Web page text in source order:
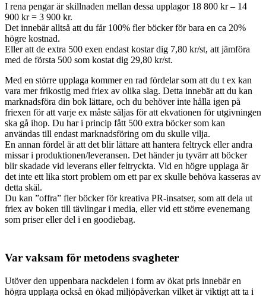
I rena pengar är skillnaden mellan dessa upplagor 18 800 kr – 14
900 kr = 3 900 kr.
Det innebär alltså att du får 100% fler böcker för bara en ca 20%
högre kostnad.
Eller att de extra 500 exen endast kostar dig 7,80 kr/st, att jämföra
med de första 500 som kostat dig 29,80 kr/st.
Med en större upplaga kommer en rad fördelar som att du t ex kan
vara mer frikostig med friex av olika slag. Detta innebär att du kan
marknadsföra din bok lättare, och du behöver inte hålla igen på
friexen för att varje ex måste säljas för att ekvationen för utgivningen
ska gå ihop. Du har i princip fått 500 extra böcker som kan
användas till endast marknadsföring om du skulle vilja.
En annan fördel är att det blir lättare att hantera feltryck eller andra
missar i produktionen/leveransen. Det händer ju tyvärr att böcker
blir skadade vid leverans eller feltryckta. Vid en högre upplaga är
det inte ett lika stort problem om ett par ex skulle behöva kasseras av
detta skäl.
Du kan ”offra” fler böcker för kreativa PR-insatser, som att dela ut
friex av boken till tävlingar i media, eller vid ett större evenemang
som priser eller del i en goodiebag.
Var vaksam för metodens svagheter
Utöver den uppenbara nackdelen i form av ökat pris innebär en
högra upplaga också en ökad miljöpåverkan vilket är viktigt att ta i